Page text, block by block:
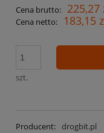
Cena brutto: 225,27
Cena netto: 183,15
szt.
Producent: drogbit.pl